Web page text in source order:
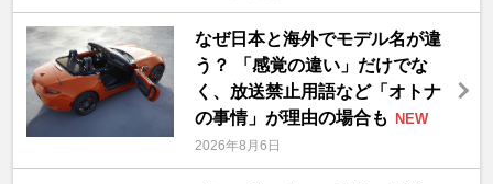
なぜ日本と海外でモデル名が違
う？ 「感覚の違い」だけでな
く、放送禁止用語など「オトナ
の事情」が理由の場合も
NEW
2026年8月6日